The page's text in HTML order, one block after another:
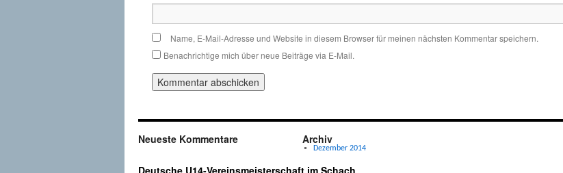
Name, E-Mail-Adresse und Website in diesem Browser für meinen nächsten Kommentar speichern.
Benachrichtige mich über neue Beiträge via E-Mail.
Neueste Kommentare Archiv
Dezember 2014
Deutsche U14-Vereinsmeisterschaft im Schach